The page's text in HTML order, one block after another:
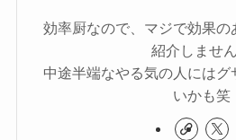
効率厨なので、マジで効果
紹介しません
中途半端なやる気の人にはグ
いかも笑